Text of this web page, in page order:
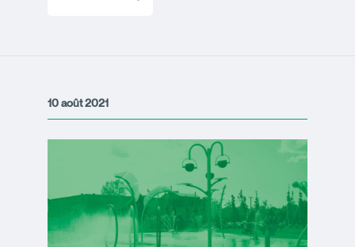
10 août 2021